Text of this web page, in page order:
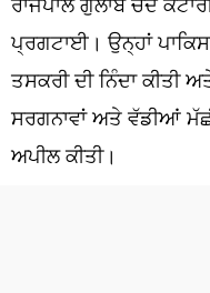
ਲਾਈਫ ਸਟਾਈਲ
ਪੰਜਾਬ
ਧਰਮ
ਖੇਡਾਂ
ਪ੍ਰਗਟਾਈ। ਉਨ੍ਹਾਂ
ਤਸਕਰੀ ਦੀ ਨਿੰਦਾ ਕੀਤੀ
ਸਰਗਨਾਵਾਂ ਅਤੇ ਵੱਡੀਆਂ
ਅਪੀਲ ਕੀਤੀ।